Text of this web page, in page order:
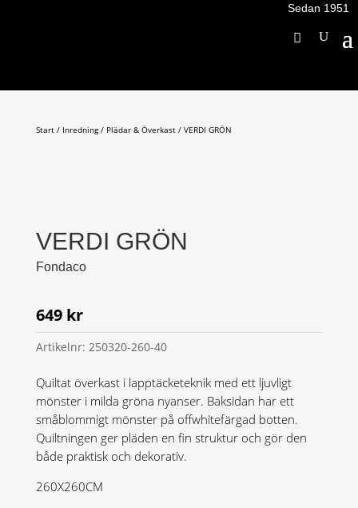
Sedan 1951
Start/ Inredning/ Plädar & Överkast/ VERDI GRÖN
VERDI GRÖN
Fondaco
649 kr
Artikelnr: 250320-260-40
Quiltat överkast i lapptäcketeknik med ett ljuvligt
mönster i milda gröna nyanser. Baksidan har ett
småblommigt mönster på offwhitefärgad botten.
Quiltningen ger pläden en fin struktur och gör den
både praktisk och dekorativ.
260X260CM